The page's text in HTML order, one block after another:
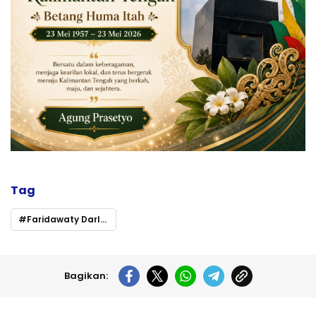
Tag
Faridawaty Darland Atjeh Ajak elemen masyarakat untuk mencegah Penyalahgunaan Narkoba
Bagikan: